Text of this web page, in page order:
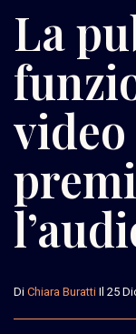
La
Di Chiara Buratti Il 25